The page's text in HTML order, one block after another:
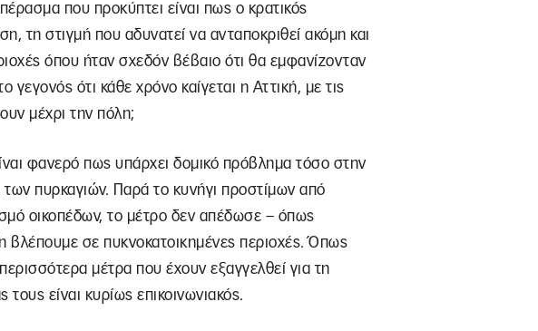
που προκύπτει είναι πως ο κρατικός
τη στιγμή που αδυνατεί να ανταποκριθεί ακόμη και
όπου ήταν σχεδόν βέβαιο ότι θα εμφανίζονταν
γεγονός ότι κάθε χρόνο καίγεται η Αττική, με τις
μέχρι την πόλη;
φανερό πως υπάρχει δομικό πρόβλημα τόσο στην
πυρκαγιών. Παρά το κυνήγι προστίμων από
οικοπέδων, το μέτρο δεν απέδωσε – όπως
βλέπουμε σε πυκνοκατοικημένες περιοχές. Όπως
μέτρα που έχουν εξαγγελθεί για τη
είναι κυρίως επικοινωνιακός.